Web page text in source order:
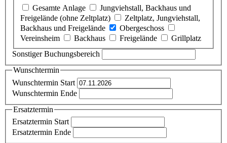
Gesamte Anlage
Jungviehstall, Backhaus und
Freigelände (ohne Zeltplatz)
Zeltplatz, Jungviehstall,
Backhaus und Freigelände
Obergeschoss
Vereinsheim
Backhaus Freigelände
Grillplatz
Sonstiger Buchungsbereich
Wunschtermin
Wunschtermin Start
Wunschtermin Ende
Ersatztermin
Ersatztermin Start
Ersatztermin Ende